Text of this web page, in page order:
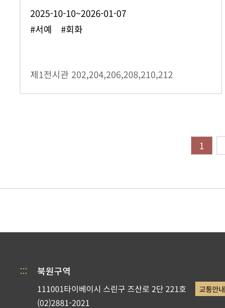
2025-10-10~2026-01-07
#서예 #회화
제1전시관 202,204,206,208,210,212
1
::: 북원구역
111001타이베이시 스린구 즈산로 2단 221호 교통안내
(02)2881-2021